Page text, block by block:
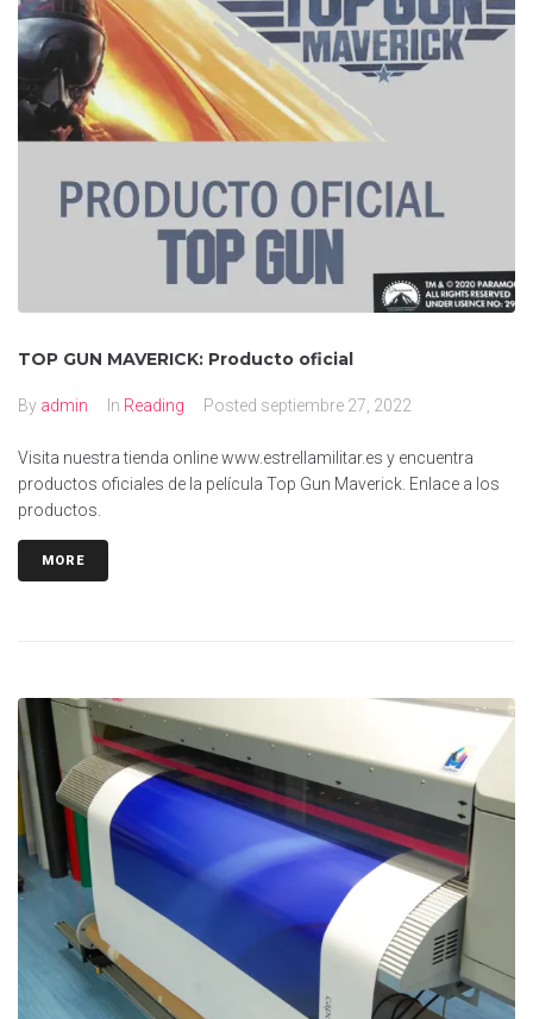
TOP GUN MAVERICK: Producto oficial
By admin In Reading Posted septiembre 27, 2022
Visita nuestra tienda online www.estrellamilitar.es y encuentra
productos oficiales de la película Top Gun Maverick. Enlace a los
productos.
MORE